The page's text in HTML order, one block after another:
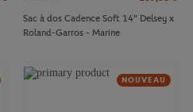
Sac à dos Cadence Soft 14" Delsey x
Roland-Garros - Marine
NOUVEAU